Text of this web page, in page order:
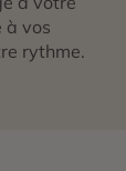
à vos
rythme.